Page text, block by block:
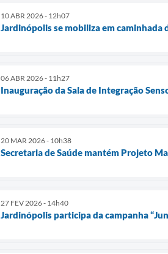
10 ABR 2026 - 12h07
Jardinópolis se mobiliza em
06 ABR 2026 - 11h27
Inauguração da Sala de Integração
20 MAR 2026 - 10h38
Secretaria de Saúde mantém Projeto
27 FEV 2026 - 14h40
Jardinópolis participa da campanha